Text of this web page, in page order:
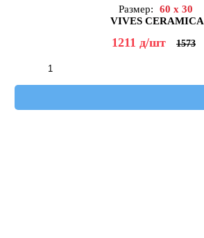
Размер:
60 x 30
VIVES CERAMICA
1211 д/шт 1573